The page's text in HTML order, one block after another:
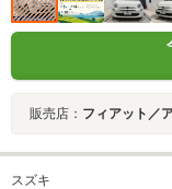
販売店： フィアット／
スズキ